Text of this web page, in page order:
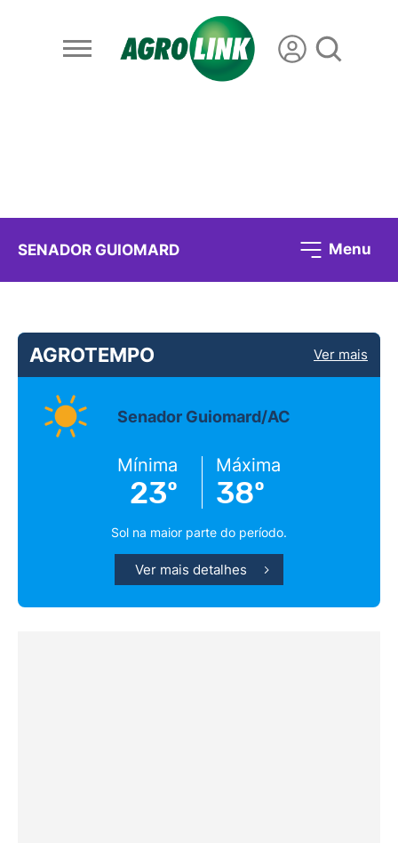
SENADOR GUIOMARD Menu
AGROTEMPO Ver mais
Senador Guiomard/AC
Mínima
23º
Máxima
38º
Sol na maior parte do período.
Ver mais detalhes